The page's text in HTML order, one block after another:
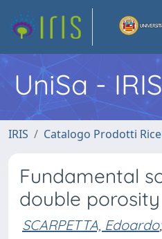
UniSa - IRIS
IRIS Catalogo Prodotti
Fundamental
double porosity
SCARPETTA, Edoardo;